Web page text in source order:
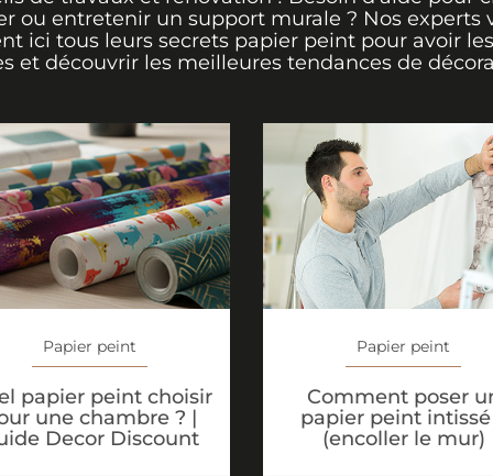
ou entretenir un support murale ? Nos experts
ici tous leurs secrets papier peint pour avoir
et découvrir les meilleures tendances de
Papier peint
papier peint choisir
une chambre ? |
Decor Discount
Papier peint
Comment poser
papier peint intissé
(encoller le mur)